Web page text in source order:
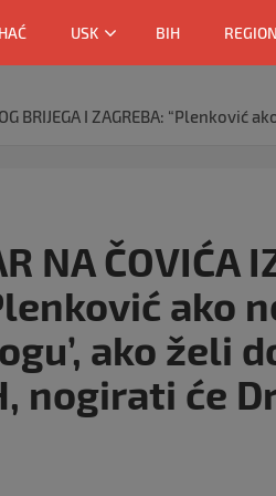
USK BIH REGION
BRIJEGA I ZAGREBA:
NA ČOVIĆA
ako
ako želi
nogirati će